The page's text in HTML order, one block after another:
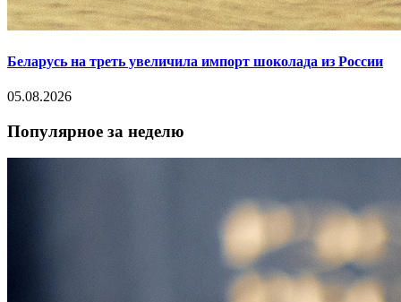
Беларусь на треть увеличила импорт шоколада из России
05.08.2026
Популярное за неделю